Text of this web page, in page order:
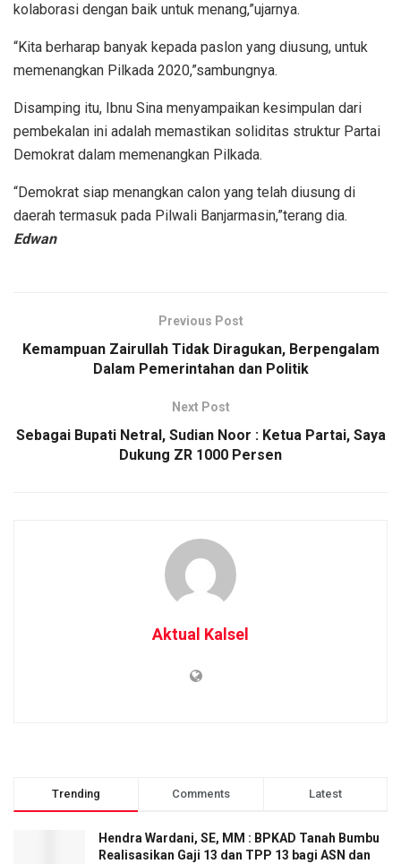
kolaborasi dengan baik untuk menang,”ujarnya.
“Kita berharap banyak kepada paslon yang diusung, untuk
memenangkan Pilkada 2020,”sambungnya.
Disamping itu, Ibnu Sina menyampaikan kesimpulan dari
pembekalan ini adalah memastikan soliditas struktur Partai
Demokrat dalam memenangkan Pilkada.
“Demokrat siap menangkan calon yang telah diusung di
daerah termasuk pada Pilwali Banjarmasin,”terang dia.
Edwan
Previous Post
Kemampuan Zairullah Tidak Diragukan, Berpengalam
Dalam Pemerintahan dan Politik
Next Post
Sebagai Bupati Netral, Sudian Noor : Ketua Partai, Saya
Dukung ZR 1000 Persen
Aktual Kalsel
Trending Comments Latest
Hendra Wardani, SE, MM : BPKAD Tanah Bumbu
Realisasikan Gaji 13 dan TPP 13 bagi ASN dan